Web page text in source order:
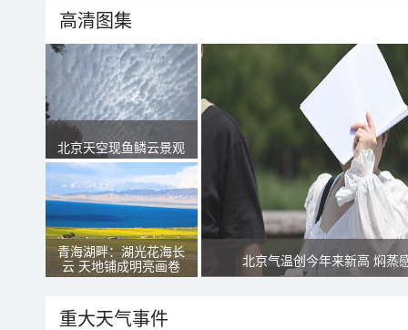
高清图集
北京天空现鱼鳞云景观
青海湖畔：湖光花海长
云 天地铺成明亮画卷
北京气温创今年来新高 焖蒸
重大天气事件